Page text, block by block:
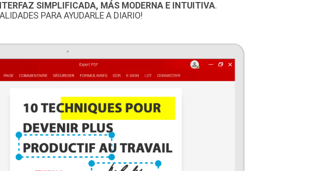
SIMPLIFICADA, MÁS MODERNA E INTUITIVA.
PARA AYUDARLE A DIARIO!